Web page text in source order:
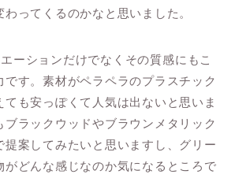
ってくるのかなと思いました。
ーションだけでなくその質感にもこ
です。素材がペラペラのプラスチック
も安っぽくて人気は出ないと思いま
ラックウッドやブラウンメタリック
提案してみたいと思いますし、グリー
がどんな感じなのか気になるところで